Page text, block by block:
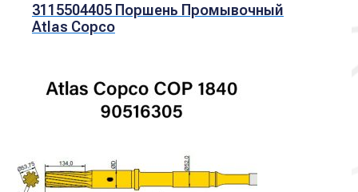
3115504405 Поршень Промывочный
Atlas Copco